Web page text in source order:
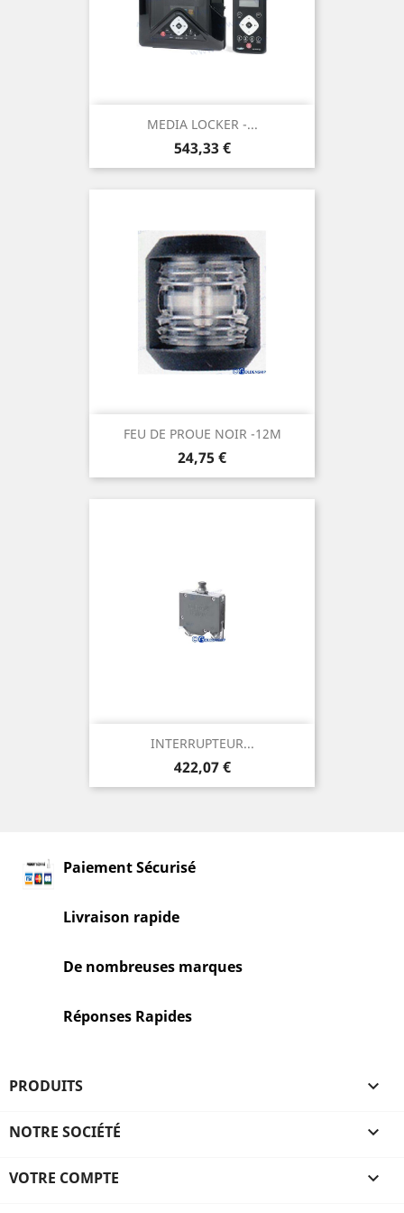
MEDIA LOCKER -...
Prix
543,33 €
FEU DE PROUE NOIR -12M
Prix
24,75 €
INTERRUPTEUR...
Prix
422,07 €
Paiement Sécurisé
Livraison rapide
De nombreuses marques
Réponses Rapides
PRODUITS 
NOTRE SOCIÉTÉ 
VOTRE COMPTE 